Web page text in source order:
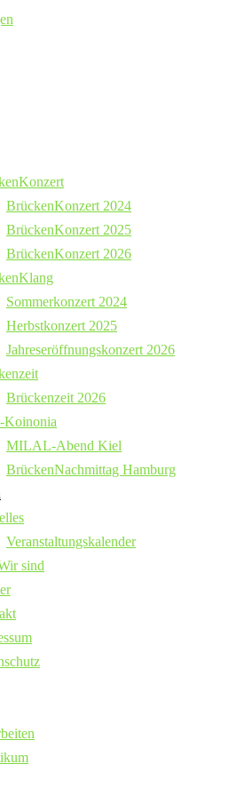
BrückenKonzert 2024
BrückenKonzert 2025
BrückenKonzert 2026
Sommerkonzert 2024
Herbstkonzert 2025
Jahreseröffnungskonzert 2026
Brückenzeit 2026
Koinonia
MILAL-Abend Kiel
BrückenNachmittag Hamburg
Veranstaltungskalender
sind